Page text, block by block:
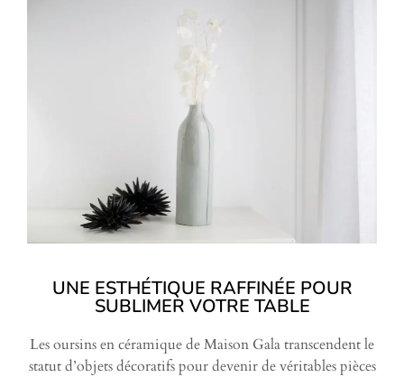
UNE ESTHÉTIQUE RAFFINÉE POUR
SUBLIMER VOTRE TABLE
Les oursins en céramique de Maison Gala transcendent le
statut d’objets décoratifs pour devenir de véritables pièces